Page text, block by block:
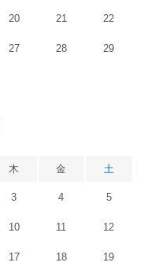
20 21 22
27 28 29
木 金 土
3 4 5
10 11 12
17 18 19